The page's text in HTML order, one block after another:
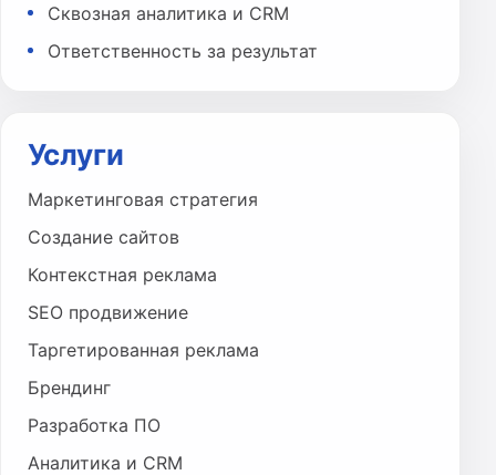
Сквозная аналитика и CRM
Ответственность за результат
Услуги
Маркетинговая стратегия
Создание сайтов
Контекстная реклама
SEO продвижение
Таргетированная реклама
Брендинг
Разработка ПО
Аналитика и CRM